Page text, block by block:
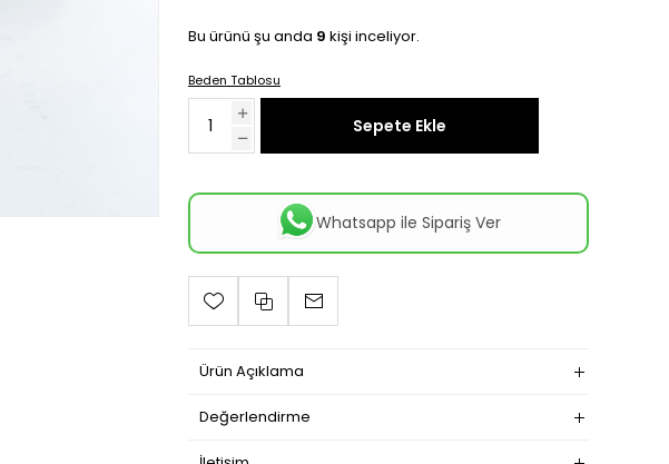
Bu ürünü şu anda 9 kişi inceliyor.
Beden Tablosu
Sepete Ekle
Whatsapp ile Sipariş Ver
Ürün Açıklama
Değerlendirme